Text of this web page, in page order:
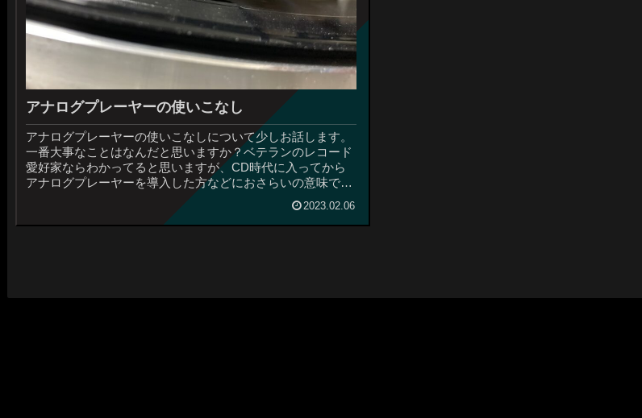
アナログプレーヤーの使いこなし
アナログプレーヤーの使いこなしについて少しお話します。
一番大事なことはなんだと思いますか？ベテランのレコード
愛好家ならわかってると思いますが、CD時代に入ってから
アナログプレーヤーを導入した方などにおさらいの意味で使
2023.02.06